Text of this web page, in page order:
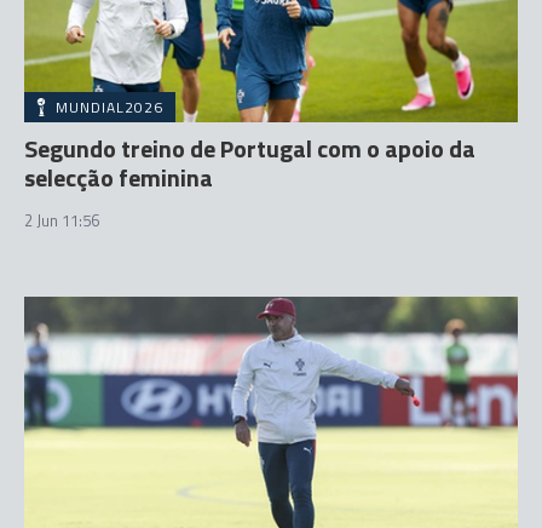
MUNDIAL2026
Segundo treino de Portugal com o apoio da
selecção feminina
2 Jun 11:56